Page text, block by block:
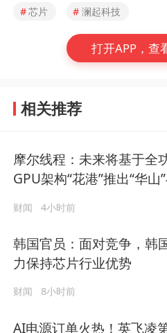
#芯片 # 澜起科技
打开APP，查
相关推荐
摩尔线程：未来将基于全
GPU架构“花港”推出“华山”
山”芯片
财闻 4小时前
韩国官员：面对竞争，韩
力保持芯片行业优势
财闻 8小时前
AI电源订单火热！英飞凌